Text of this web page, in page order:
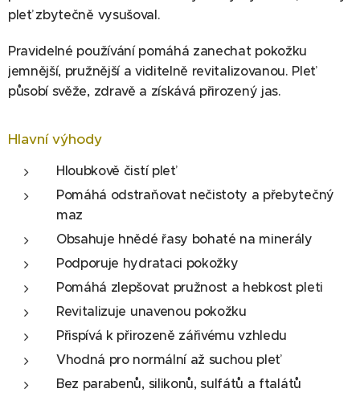
pleť zbytečně vysušoval.
Pravidelné používání pomáhá zanechat pokožku
jemnější, pružnější a viditelně revitalizovanou. Pleť
působí svěže, zdravě a získává přirozený jas.
Hlavní výhody
Hloubkově čistí pleť
Pomáhá odstraňovat nečistoty a přebytečný
maz
Obsahuje hnědé řasy bohaté na minerály
Podporuje hydrataci pokožky
Pomáhá zlepšovat pružnost a hebkost pleti
Revitalizuje unavenou pokožku
Přispívá k přirozeně zářivému vzhledu
Vhodná pro normální až suchou pleť
Bez parabenů, silikonů, sulfátů a ftalátů